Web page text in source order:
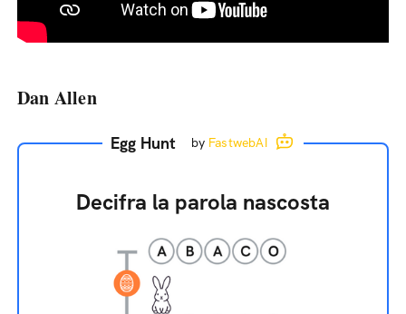
Dan Allen
Egg Hunt by FastwebAI
Decifra la parola nascosta